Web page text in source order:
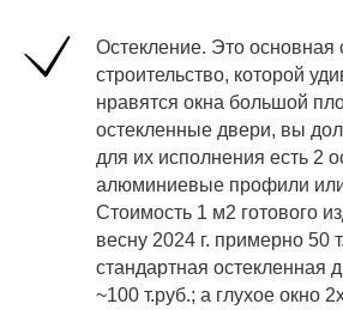
Остекление. Это основная
строительство, которой
нравятся окна большой
остекленные двери, вы
для их исполнения есть 2
алюминиевые профили
Стоимость 1 м2 готового
весну 2024 г. примерно 50
стандартная остекленная
~100 т.руб.; а глухое окно